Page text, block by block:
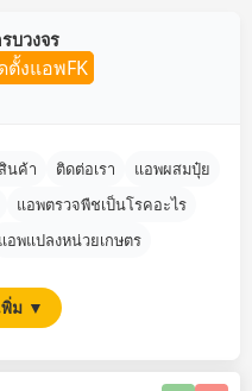
บวงจร
ตั้งแอพFK
นค้า ติดต่อเรา
แอพผสมปุ๋ย
แอพตรวจพืชเป็นโรคอะไร
แอพแปลงหน่วยเกษตร
พิ่ม ▼